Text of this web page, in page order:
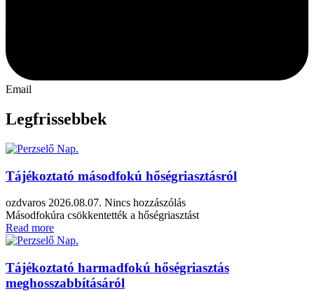
Email
Legfrissebbek
Tájékoztató másodfokú hőségriasztásról
ozdvaros 2026.08.07. Nincs hozzászólás
Másodfokúra csökkentették a hőségriasztást
Read more
Tájékoztató harmadfokú hőségriasztás
meghosszabbításáról